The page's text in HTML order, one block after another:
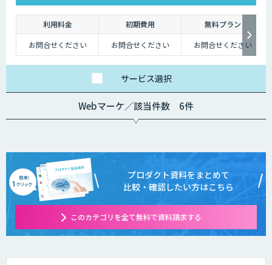
利用料金 初期費用
無料プラン
お問合せください
お問合せください お問合せください
サービス選択
Webマーケ／該当件数 6件
プロダクト資料をまとめて
比較・確認したい方はこちら
このカテゴリを全て無料で資料請求する